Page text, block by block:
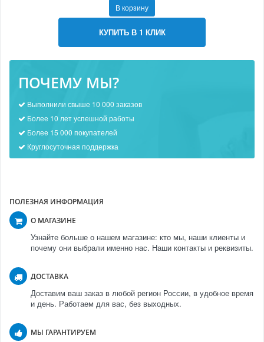
В корзину
КУПИТЬ В 1 КЛИК
ПОЧЕМУ МЫ?
Выполнили свыше 10 000 заказов
Более 10 лет успешной работы
Более 15 000 покупателей
Круглосуточная поддержка
ПОЛЕЗНАЯ ИНФОРМАЦИЯ
О МАГАЗИНЕ
Узнайте больше о нашем магазине: кто мы, наши клиенты и
почему они выбрали именно нас. Наши контакты и реквизиты.
ДОСТАВКА
Доставим ваш заказ в любой регион России, в удобное время
и день. Работаем для вас, без выходных.
МЫ ГАРАНТИРУЕМ